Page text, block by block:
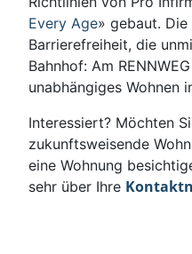
Every Age» gebaut.
Barrierefreiheit, die
Bahnhof: Am
unabhängiges Wohnen
Interessiert? Möchten
zukunftsweisende
eine Wohnung
sehr über Ihre